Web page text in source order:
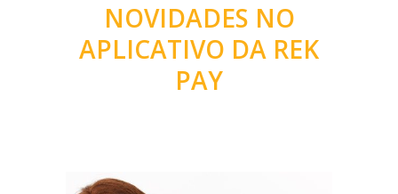
NOVIDADES NO
APLICATIVO DA REK
PAY